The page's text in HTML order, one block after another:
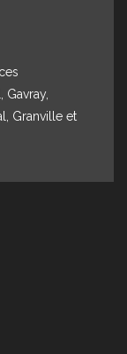
Gavray,
Granville et